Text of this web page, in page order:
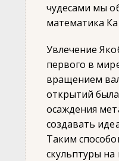
чудесами мы
математика
Увлечение
первого в
вращением
открытий
осаждения
создавать
Таким
скульптуры на